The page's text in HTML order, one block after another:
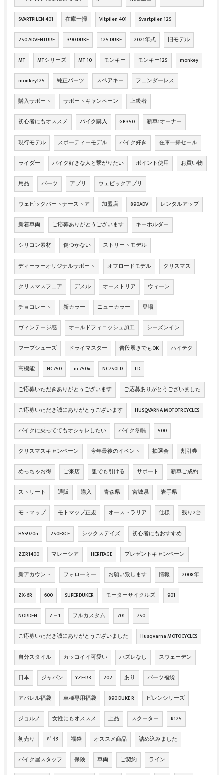
SVARTPILEN 401 在庫一掃 Vitpilen 401 Svartpilen 125
250 ADVENTURE 390 DUKE 125 DUKE 2021年式 旧モデル
MT MTシリーズ MT-10 モンキー モンキー125 monkey
monkey125 純正パーツ スペアキー フェンダーレス
購入サポート サポートキャンペーン 上級者
初心者にもオススメ バイク購入 GB350 新車1オーナー
現行モデル スポーティーモデル バイク好き 在庫一掃セール
ライダー バイク好きな人と繋がりたい ポイント使用 お買い物
用品 パーツ アプリ ウェビックアプリ
ウェビックパートナーストア 加盟店 890ADV レンタルアップ
新着車両 ご応募ありがとうございます キーホルダー
シリコン素材 傷つかない ストリートモデル
ディーラーオリジナルサポート オフロードモデル クリスマス
クリスマスフェア デメル オーストリア ウィーン
チョコレート 新カラー ニューカラー 登場
ヴィンテージ感 オールドフィニッシュ加工 シーズンイン
フープシューズ ドライマスター 普段履きでもOK ハイテク
高機能 NC750 nc750x NC750LD LD
ご応募いただきありがとうございます ご応募ありがとうございました
ご応募いただき誠にありがとうございます HUSQVARNA MOTOTRCYCLES
バイクに乗っててもオシャレしたい バイク冬眠 500
クリスマスキャンペーン 今年最後のイベント 抽選会 割引券
めっちゃお得 ご来店 誰でも引ける サポート 新車ご成約
ストリート 通販 購入 青森県 宮城県 岩手県
モトマップ モトマップ正規 オーストラリア 仕様 残り2台
HSS970n 250EXCF シックスデイズ 初心者にもおすすめ
ZZR1400 マレーシア HERITAGE プレゼントキャンペーン
新アカウント フォローミー お願い致します 情報 2008年
ZX‐6R 600 SUPERDUKER モーターサイクルズ 901
NORDEN Z－1 フルカスタム 701 750
ご応募いただき誠にありがとうございました Husqvarna MOTOCYCLES
自分スタイル カッコイイ可愛い ハズレなし スウェーデン
日本 ジャパン YZF-R3 202 あり パーツ福袋
アパレル福袋 車種専用福袋 890 DUKE R ピレンシリーズ
ジョルノ 女性にもオススメ 上品 スクーター R125
初売り ﾊﾞｲｸ 福袋 オススメ商品 詰め込みました
バイク屋スタッフ 保険 車両 ご契約 ライン